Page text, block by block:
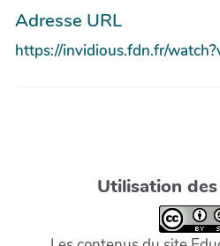
Adresse URL
https://invidious.fdn.fr/
Utilisation